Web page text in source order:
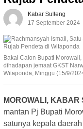
Kabar Sulteng
17 September 2024
Bakal Calon Bupati
dihadapan jemaat GKST
Witaponda, Minggu (15/9/
MOROWALI, KABAR
mantan Pj Bupati
satunya kepala